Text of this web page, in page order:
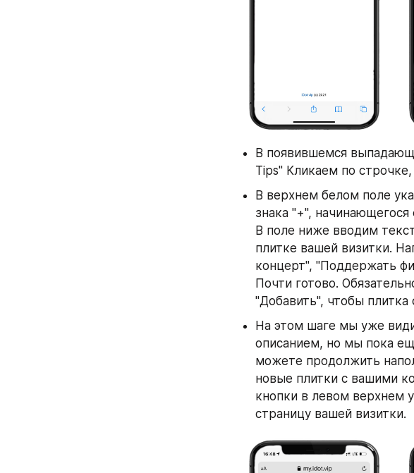
В появившемся
Tips" Кликаем по
В верхнем белом поле
знака "+",
В поле ниже вводим
плитке вашей визитки.
концерт", "Поддержать
Почти готово.
"Добавить", чтобы плитка
На этом шаге мы уже
описанием, но мы пока
можете продолжить
новые плитки с вашими
кнопки в левом верхнем
страницу вашей визитки.